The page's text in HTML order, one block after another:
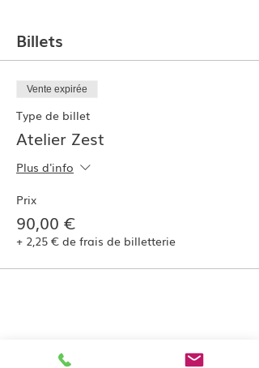
Billets
Vente expirée
Type de billet
Atelier Zest
Plus d'info
Prix
90,00 €
+ 2,25 € de frais de billetterie
Partager cet événement